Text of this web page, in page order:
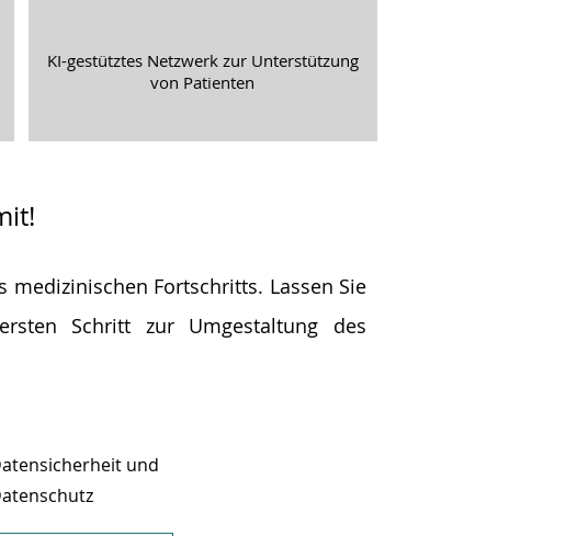
KI-gestütztes Netzwerk zur Unterstützung
von Patienten
Fortschritts. Lassen Sie
Schritt zur Umgestaltung des
und